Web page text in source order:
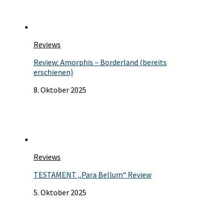
Reviews
Review: Amorphis – Borderland (bereits
erschienen)
8. Oktober 2025
Reviews
TESTAMENT „Para Bellum“ Review
5. Oktober 2025